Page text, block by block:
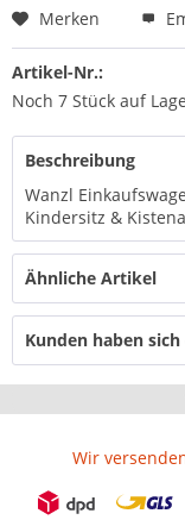
Merken
Artikel-Nr.:
Noch 7 Stück auf
Beschreibung
Wanzl
Kindersitz &
Ähnliche Artikel
Kunden haben
Wir